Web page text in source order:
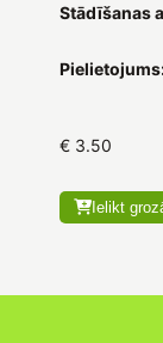
Stādīšanas
€ 3.50
Ielikt